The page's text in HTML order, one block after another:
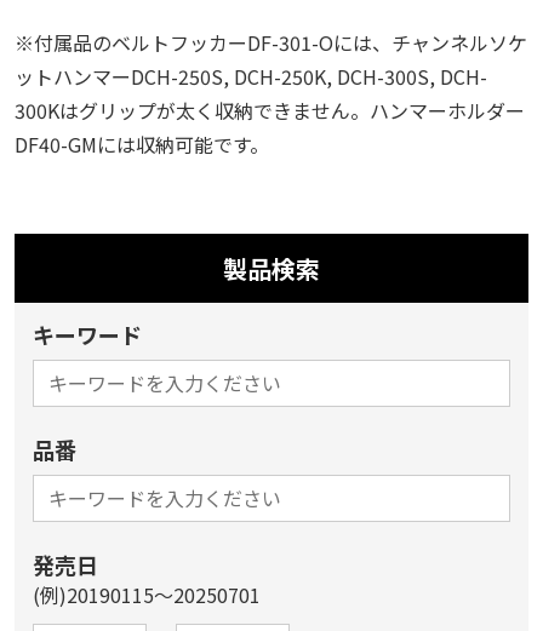
※付属品のベルトフッカーDF-301-Oには、チャンネルソケ
ットハンマーDCH-250S, DCH-250K, DCH-300S, DCH-
300Kはグリップが太く収納できません。ハンマーホルダー
DF40-GMには収納可能です。
製品検索
キーワード
品番
発売日
(例)20190115～20250701